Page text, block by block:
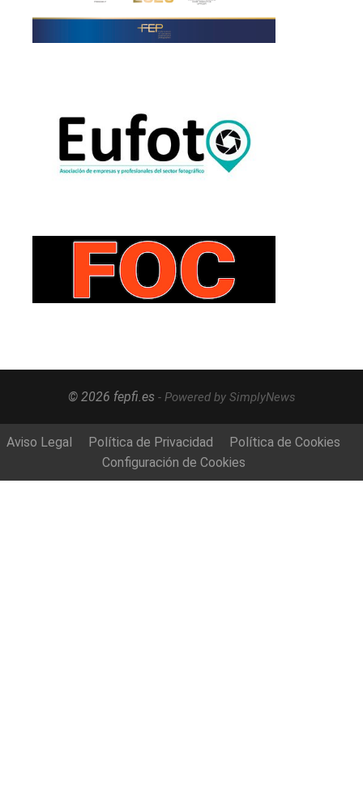
© 2026 fepfi.es - Powered by SimplyNews
Aviso Legal Política de Privacidad
Política de Cookies
Configuración de Cookies